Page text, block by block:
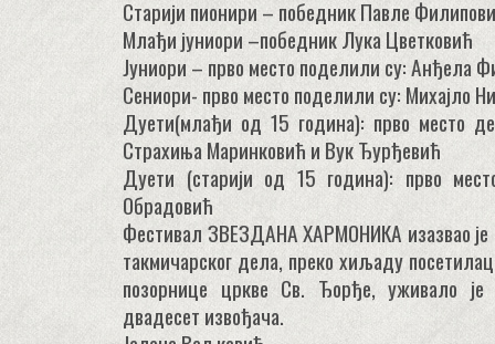
Старији пионири – победник Павле
Млађи јуниори –победник Лука Цветковић
Јуниори – прво место поделили су: Анђела
Сениори- прво место поделили су: Михајло
Дуети(млађи од 15 година): прво место
Страхиња Маринковић и Вук Ђурђевић
Дуети (старији од 15 година): прво
Обрадовић
Фестивал ЗВЕЗДАНА ХАРМОНИКА изазвао је
такмичарског дела, преко хиљаду
позорнице цркве Св. Ђорђе, уживало је
двадесет извођача.